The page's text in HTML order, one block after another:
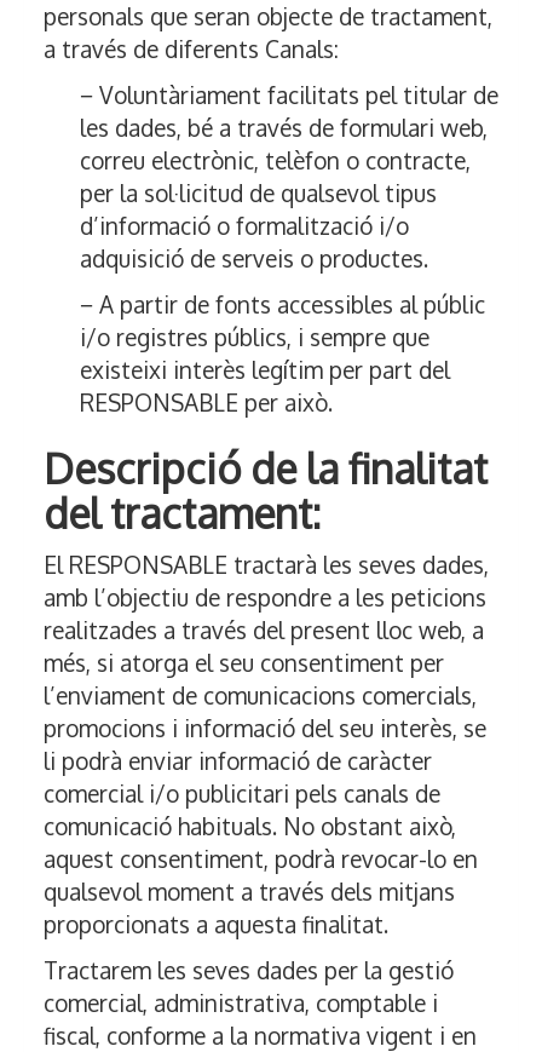
personals que seran objecte de tractament,
a través de diferents Canals:
− Voluntàriament facilitats pel titular de
les dades, bé a través de formulari web,
correu electrònic, telèfon o contracte,
per la sol·licitud de qualsevol tipus
d’informació o formalització i/o
adquisició de serveis o productes.
− A partir de fonts accessibles al públic
i/o registres públics, i sempre que
existeixi interès legítim per part del
RESPONSABLE per això.
Descripció de la finalitat
del tractament:
El RESPONSABLE tractarà les seves dades,
amb l’objectiu de respondre a les peticions
realitzades a través del present lloc web, a
més, si atorga el seu consentiment per
l’enviament de comunicacions comercials,
promocions i informació del seu interès, se
li podrà enviar informació de caràcter
comercial i/o publicitari pels canals de
comunicació habituals. No obstant això,
aquest consentiment, podrà revocar-lo en
qualsevol moment a través dels mitjans
proporcionats a aquesta finalitat.
Tractarem les seves dades per la gestió
comercial, administrativa, comptable i
fiscal, conforme a la normativa vigent i en